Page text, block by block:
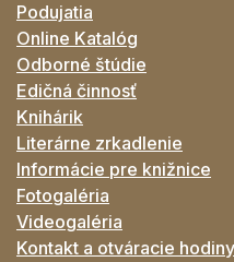
Podujatia
Online Katalóg
Odborné štúdie
Edičná činnosť
Knihárik
Literárne zrkadlenie
Informácie pre knižnice
Fotogaléria
Videogaléria
Kontakt a otváracie hodiny